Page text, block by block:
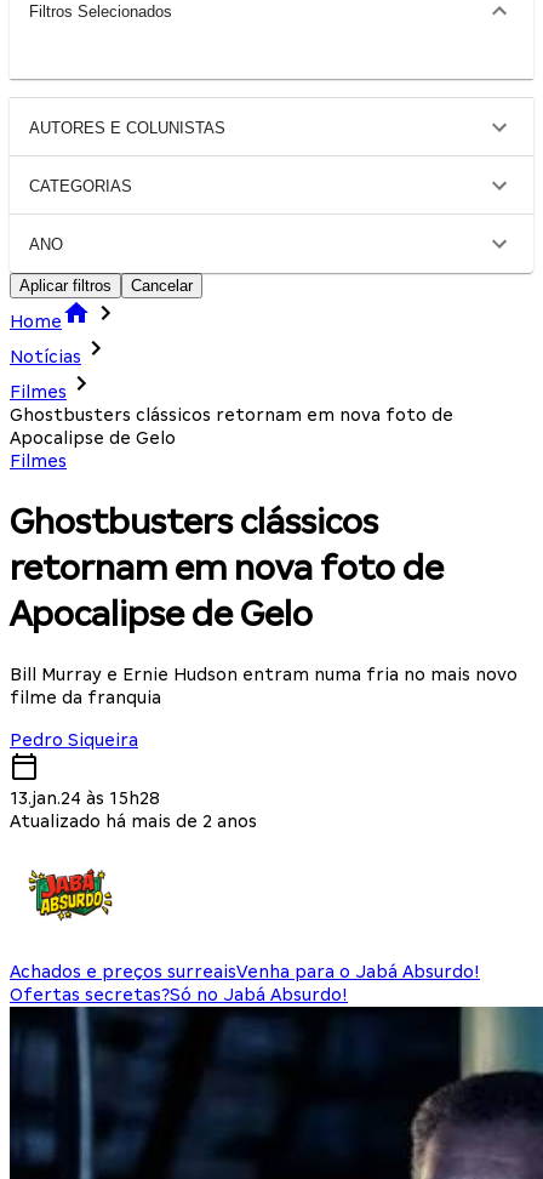
Filtros Selecionados
AUTORES E COLUNISTAS
CATEGORIAS
ANO
Aplicar filtros Cancelar
Home
Notícias
Filmes
Ghostbusters clássicos retornam em nova foto de
Apocalipse de Gelo
Filmes
Ghostbusters clássicos
retornam em nova foto de
Apocalipse de Gelo
Bill Murray e Ernie Hudson entram numa fria no mais novo
filme da franquia
Pedro Siqueira
13.jan.24 às 15h28
Atualizado há mais de 2 anos
Achados e preços surreaisVenha para o Jabá Absurdo!
Ofertas secretas?Só no Jabá Absurdo!